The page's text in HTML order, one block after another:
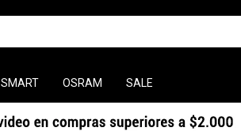
SMART OSRAM SALE